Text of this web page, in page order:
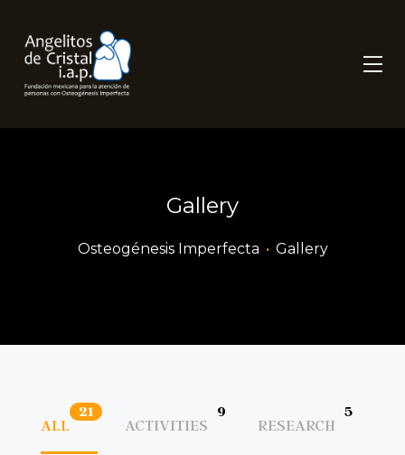
Gallery
Osteogénesis Imperfecta • Gallery
ALL
21
ACTIVITIES
9
RESEARCH
5